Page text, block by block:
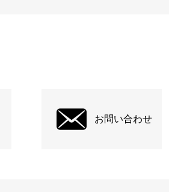
お問い合わせ